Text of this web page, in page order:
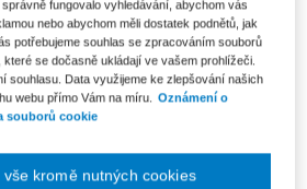
stávající situaci netradičně v ONLINE
- zpětná ztráta, limity hmotného majetku,
mimořádné odpisy, slevy na zrušené
fungovalo vyhledávání, abychom vás
nebo abychom měli dostatek podnětů, jak
potřebujeme souhlas se zpracováním souborů
se dočasně ukládají ve vašem prohlížeči.
souhlasu. Data využijeme ke zlepšování našich
webu přímo Vám na míru. Oznámení o
souborů cookie
kromě nutných cookies